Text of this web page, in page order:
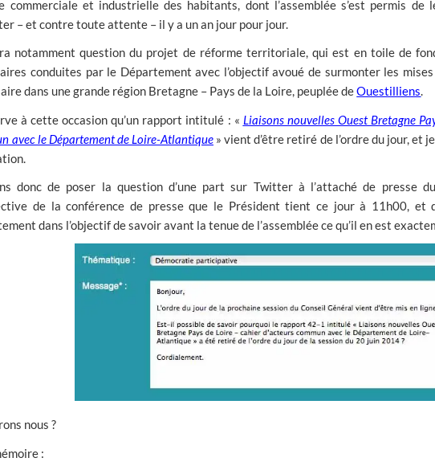
commerciale et industrielle des habitants, dont l’assemblée s’est permis de
– et contre toute attente – il y a un an jour pour jour.
notamment question du projet de réforme territoriale, qui est en toile de
conduites par le Département avec l’objectif avoué de surmonter les mises
dans une grande région Bretagne – Pays de la Loire, peuplée deOuestilliens.
à cette occasion qu’un rapport intitulé : « Liaisons nouvelles Ouest Bretagne
avec le Département de Loire-Atlantique» vient d’être retiré de l’ordre du jour, et
donc de poser la question d’une part sur Twitter à l’attaché de presse
de la conférence de presse que le Président tient ce jour à 11h00, et
dans l’objectif de savoir avant la tenue de l’assemblée ce qu’il en est
nous ?
: